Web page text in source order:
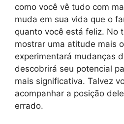
como você vê tudo com
muda em sua vida que o
quanto você está feliz. No
mostrar uma atitude mais
experimentará mudanças
descobrirá seu potencial
mais significativa. Talvez
acompanhar a posição
errado.